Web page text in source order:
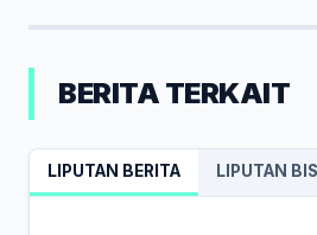
BERITA TERKAIT
LIPUTAN BERITA LIPUTAN